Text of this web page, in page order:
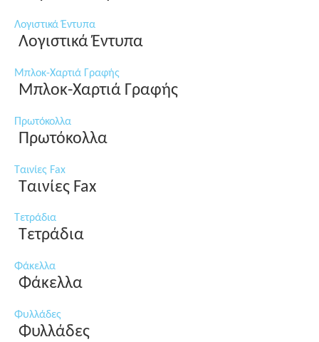
Λογιστικά Έντυπα
Λογιστικά Έντυπα
Μπλοκ-Χαρτιά Γραφής
Μπλοκ-Χαρτιά Γραφής
Πρωτόκολλα
Πρωτόκολλα
Ταινίες Fax
Ταινίες Fax
Τετράδια
Τετράδια
Φάκελλα
Φάκελλα
Φυλλάδες
Φυλλάδες